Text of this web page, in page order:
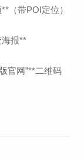
（带POI定位）
海报**
官网”**二维码